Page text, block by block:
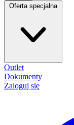
Oferta specjalna
Outlet
Dokumenty
Zaloguj się